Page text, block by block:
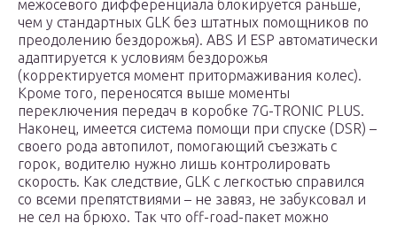
межосевого дифференциала блокируется раньше,
чем у стандартных GLK без штатных помощников по
преодолению бездорожья). ABS И ESP автоматически
адаптируется к условиям бездорожья
(корректируется момент притормаживания колес).
Кроме того, переносятся выше моменты
переключения передач в коробке 7G-TRONIC PLUS.
Наконец, имеется система помощи при спуске (DSR) –
своего рода автопилот, помогающий съезжать с
горок, водителю нужно лишь контролировать
скорость. Как следствие, GLK с легкостью справился
со всеми препятствиями – не завяз, не забуксовал и
не сел на брюхо. Так что off-road-пакет можно